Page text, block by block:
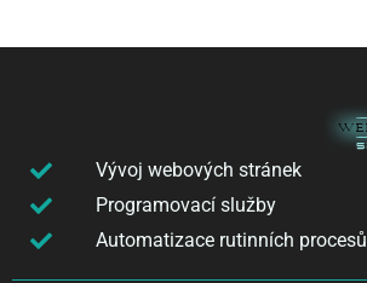
Vývoj webových stránek
Programovací služby
Automatizace rutinních procesů